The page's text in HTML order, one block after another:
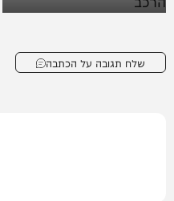
שלח תגובה על הכתבה